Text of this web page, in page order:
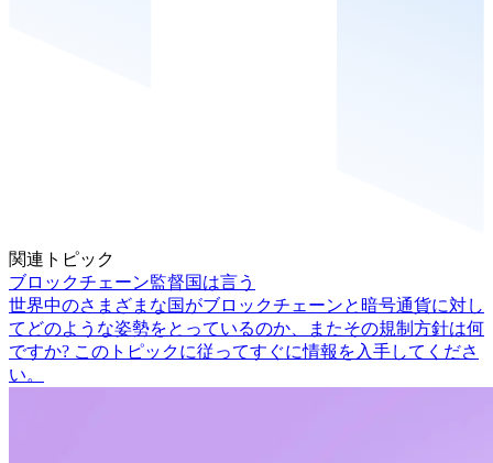
関連トピック
ブロックチェーン監督国は言う
世界中のさまざまな国がブロックチェーンと暗号通貨に対し
てどのような姿勢をとっているのか、またその規制方針は何
ですか? このトピックに従ってすぐに情報を入手してくださ
い。